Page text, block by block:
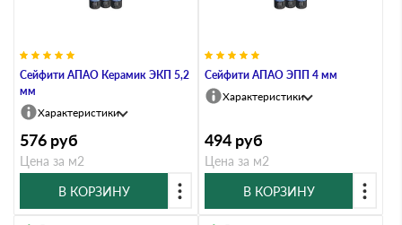
Сейфити АПАО Керамик ЭКП 5,2
мм
Характеристики
576 руб
Цена за м2
В КОРЗИНУ
Сейфити АПАО ЭПП 4 мм
Характеристики
494 руб
Цена за м2
В КОРЗИНУ